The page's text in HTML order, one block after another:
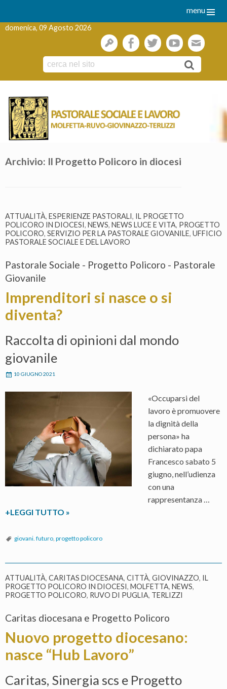
menu
domenica, 09 Agosto 2026
gestionefacebooktwitteryoutube
Archivio: Il Progetto Policoro in diocesi
ATTUALITÀ, ESPERIENZE PASTORALI, IL PROGETTO
POLICORO IN DIOCESI, NEWS, NEWS LUCE E VITA, PROGETTO
POLICORO, SERVIZIO PER LA PASTORALE GIOVANILE, UFFICIO
PASTORALE SOCIALE E DEL LAVORO
Pastorale Sociale - Progetto Policoro - Pastorale
Giovanile
Imprenditori si nasce o si
diventa?
Raccolta di opinioni dal mondo
giovanile
10 GIUGNO 2021
«Occuparsi del
lavoro è promuovere
la dignità della
persona» ha
dichiarato papa
Francesco sabato 5
giugno, nell’udienza
con una
rappresentanza …
+LEGGI TUTTO Imprenditori
nasce
si
diventa?
»
giovani. futuro progetto policoro
ATTUALITÀ, CARITAS DIOCESANA, CITTÀ, GIOVINAZZO, IL
PROGETTO POLICORO IN DIOCESI, MOLFETTA, NEWS,
PROGETTO POLICORO, RUVO DI PUGLIA, TERLIZZI
Caritas diocesana e Progetto Policoro
Nuovo progetto diocesano:
nasce “Hub Lavoro”
Caritas, Sinergia scs e Progetto